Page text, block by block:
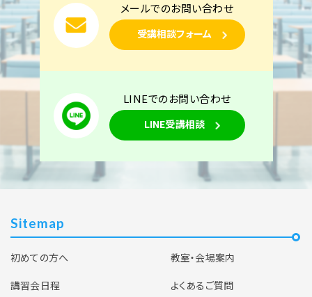
メールでのお問い合わせ
受講相談フォーム
LINEでのお問い合わせ
LINE受講相談
Sitemap
初めての方へ
教室・会場案内
講習会日程
よくあるご質問